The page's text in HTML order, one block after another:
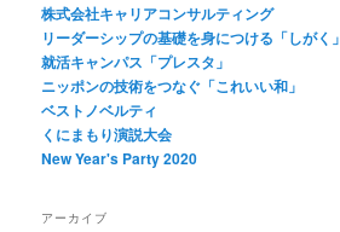
株式会社キャリアコンサルティング
リーダーシップの基礎を身につける「しがく」
就活キャンパス「プレスタ」
ニッポンの技術をつなぐ「これいい和」
ベストノベルティ
くにまもり演説大会
New Year's Party 2020
アーカイブ